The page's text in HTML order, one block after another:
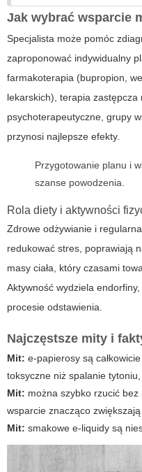
Jak wybrać wsparcie
Specjalista może pomóc
zaproponować indywidualny
farmakoterapia (bupropion,
lekarskich), terapia zastępcza
psychoterapeutyczne, grupy
przynosi najlepsze efekty.
Przygotowanie planu i
szanse powodzenia.
Rola diety i aktywności
Zdrowe odżywianie i
redukować stres, poprawiają
masy ciała, który czasami
Aktywność wydziela
procesie odstawienia.
Najczęstsze mity i
Mit: e-papierosy są
toksyczne niż spalanie
Mit: można szybko rzucić
wsparcie znacząco zwiększają
Mit: smakowe e-liquidy są